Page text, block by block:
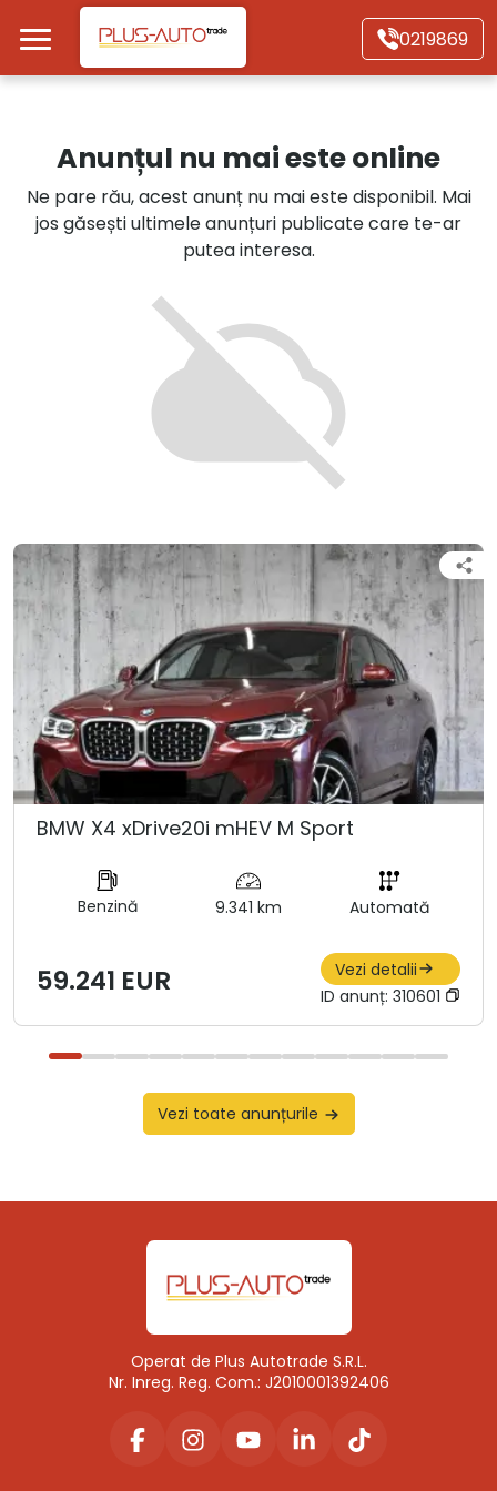
Mergi direct la conținutul principal
0219869
Autoturisme
Motociclete
Autoutilitare
Alte tipuri vehicule
Anunțul nu mai este online
Ne pare rău, acest anunț nu mai este disponibil. Mai
jos găsești ultimele anunțuri publicate care te-ar
putea interesa.
BMW X4 xDrive20i mHEV M Sport
Benzină 9.341 km Automată
59.241 EUR
Vezi detalii
ID anunț: 310601
Vezi toate anunțurile
Operat de Plus Autotrade S.R.L.
Nr. Inreg. Reg. Com.: J2010001392406